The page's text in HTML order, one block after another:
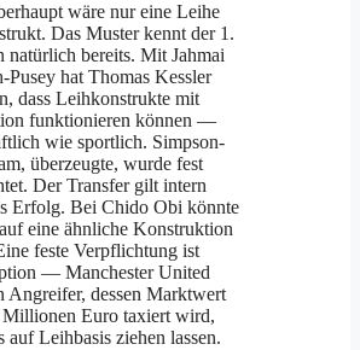
wäre nur eine Leihe
Das Muster kennt der 1.
natürlich bereits. Mit Jahmai
Pusey hat Thomas Kessler
dass Leihkonstrukte mit
funktionieren können —
wie sportlich. Simpson-
überzeugte, wurde fest
Der Transfer gilt intern
Erfolg. Bei Chido Obi könnte
eine ähnliche Konstruktion
feste Verpflichtung ist
— Manchester United
Angreifer, dessen Marktwert
Euro taxiert wird,
auf Leihbasis ziehen lassen.